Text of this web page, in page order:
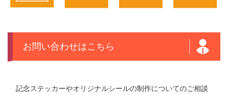
お問い合わせはこちら
記念ステッカーやオリジナルシールの制作についてのご相談